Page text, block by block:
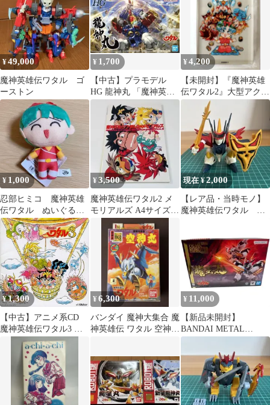
¥49,000
魔神英雄伝ワタル ゴ
ーストン
¥ 1,700
【中古】プラモデル
HG 龍神丸 「魔神英雄
伝ワタル」 [5065423]
¥4,200
【未開封】『魔神英雄
伝ワタル2』大型アクリ
ルブロック
¥ 1,000
忍部ヒミコ 魔神英雄
伝ワタル ぬいぐる
み マスコット
¥3,500
魔神英雄伝ワタル2 メ
モリアルズ A4サイズ
【本のみ】
現在 ¥2,000
【レア品・当時モノ】
魔神英雄伝ワタル プ
¥1,300
【中古】アニメ系CD
魔神英雄伝ワタル3 ヴ
ォーカル・コレクショ
¥6,300
バンダイ 魔神大集合 魔
神英雄伝 ワタル 空神丸
¥ 11,000
【新品未開封】
BANDAI METAL
ROBOT魂 魔神英雄伝
ワタル 龍王丸